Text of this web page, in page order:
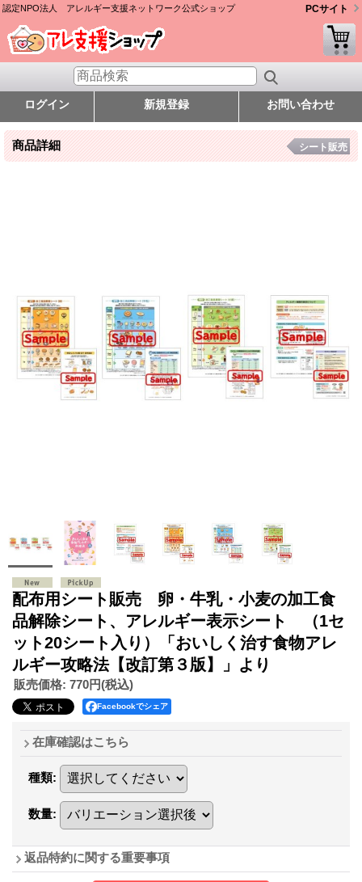
認定NPO法人 アレルギー支援ネットワーク公式ショップ PCサイト
ログイン 新規登録 お問い合わせ
商品詳細 シート販売
配布用シート販売 卵・牛乳・小麦の加工食
品解除シート、アレルギー表示シート （1セ
ット20シート入り）「おいしく治す食物アレ
ルギー攻略法【改訂第３版】」より
販売価格: 770円(税込)
Facebookでシェア
在庫確認はこちら
種類:
数量:
返品特約に関する重要事項